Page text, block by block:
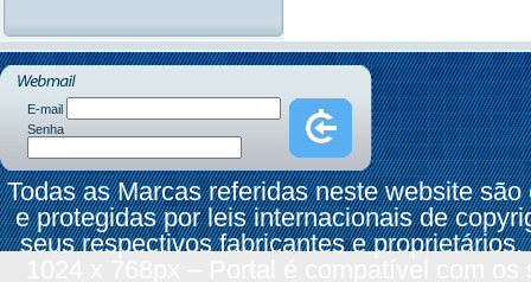
E-mail
Senha
Todas as Marcas referidas neste website
e protegidas por leis internacionais de
seus respectivos fabricantes e